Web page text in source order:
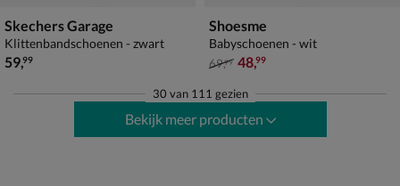
Skechers Garage
Klittenbandschoenen - zwart
€ 59,99
59,99
Shoesme
Babyschoenen - wit
van € 69,99 voor € 48,99
69,99 48,99
30 van 111 gezien
Bekijk meer producten